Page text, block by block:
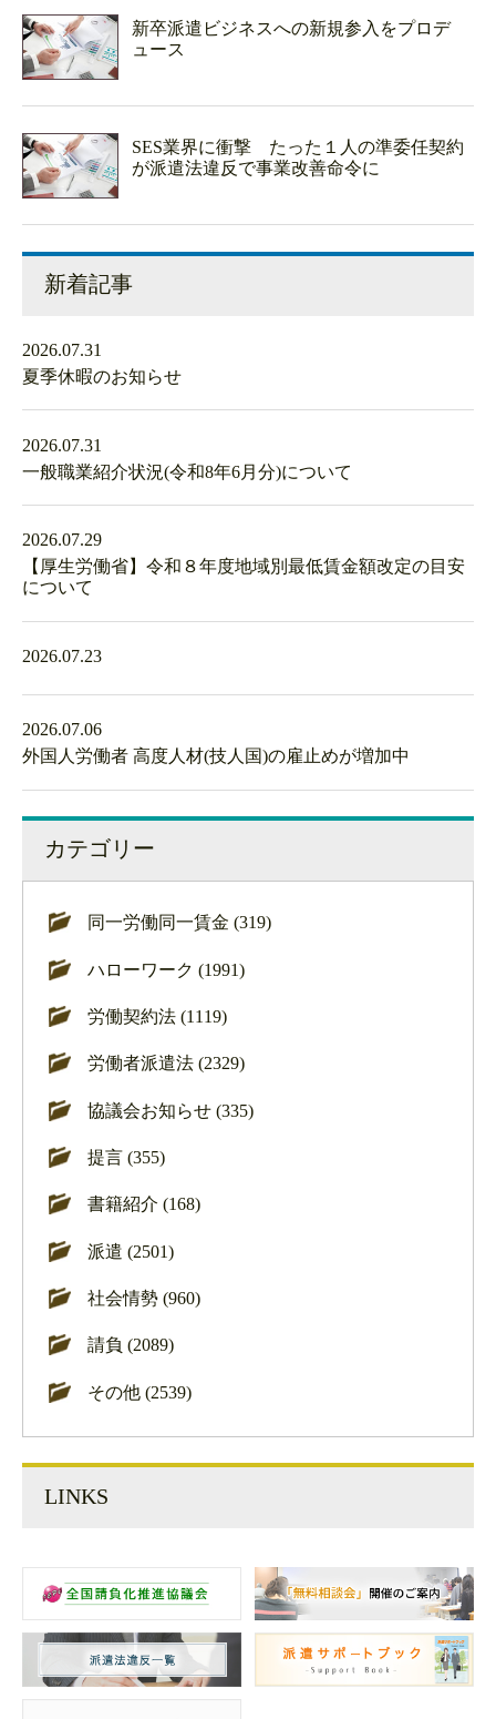
新卒派遣ビジネスへの新規参入をプロデ
ュース
SES業界に衝撃 たった１人の準委任契約
が派遣法違反で事業改善命令に
新着記事
2026.07.31
夏季休暇のお知らせ
2026.07.31
一般職業紹介状況(令和8年6月分)について
2026.07.29
【厚生労働省】令和８年度地域別最低賃金額改定の目安
について
2026.07.23
2026.07.06
外国人労働者 高度人材(技人国)の雇止めが増加中
カテゴリー
同一労働同一賃金 (319)
ハローワーク (1991)
労働契約法 (1119)
労働者派遣法 (2329)
協議会お知らせ (335)
提言 (355)
書籍紹介 (168)
派遣 (2501)
社会情勢 (960)
請負 (2089)
その他 (2539)
LINKS